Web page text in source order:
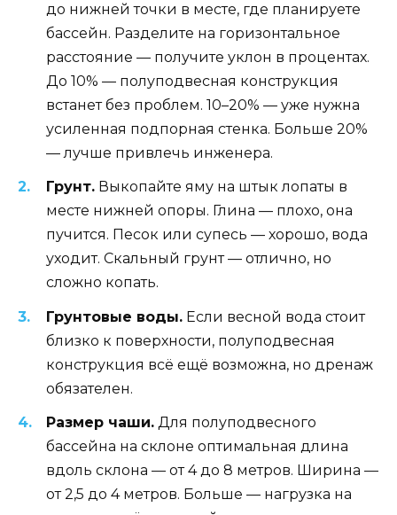
до нижней точки в месте, где планируете
бассейн. Разделите на горизонтальное
расстояние — получите уклон в процентах.
До 10% — полуподвесная конструкция
встанет без проблем. 10–20% — уже нужна
усиленная подпорная стенка. Больше 20%
— лучше привлечь инженера.
Грунт. Выкопайте яму на штык лопаты в
месте нижней опоры. Глина — плохо, она
пучится. Песок или супесь — хорошо, вода
уходит. Скальный грунт — отлично, но
сложно копать.
Грунтовые воды. Если весной вода стоит
близко к поверхности, полуподвесная
конструкция всё ещё возможна, но дренаж
обязателен.
Размер чаши. Для полуподвесного
бассейна на склоне оптимальная длина
вдоль склона — от 4 до 8 метров. Ширина —
от 2,5 до 4 метров. Больше — нагрузка на